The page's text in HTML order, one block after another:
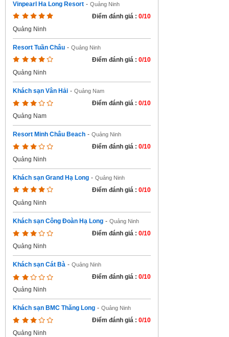
Vinpearl Ha Long Resort - Quảng Ninh
Điểm đánh giá : 0/10
Quảng Ninh
Resort Tuần Châu - Quảng Ninh
Điểm đánh giá : 0/10
Quảng Ninh
Khách sạn Vân Hải - Quảng Nam
Điểm đánh giá : 0/10
Quảng Nam
Resort Minh Châu Beach - Quảng Ninh
Điểm đánh giá : 0/10
Quảng Ninh
Khách sạn Grand Hạ Long - Quảng Ninh
Điểm đánh giá : 0/10
Quảng Ninh
Khách sạn Công Đoàn Hạ Long - Quảng Ninh
Điểm đánh giá : 0/10
Quảng Ninh
Khách sạn Cát Bà - Quảng Ninh
Điểm đánh giá : 0/10
Quảng Ninh
Khách sạn BMC Thăng Long - Quảng Ninh
Điểm đánh giá : 0/10
Quảng Ninh